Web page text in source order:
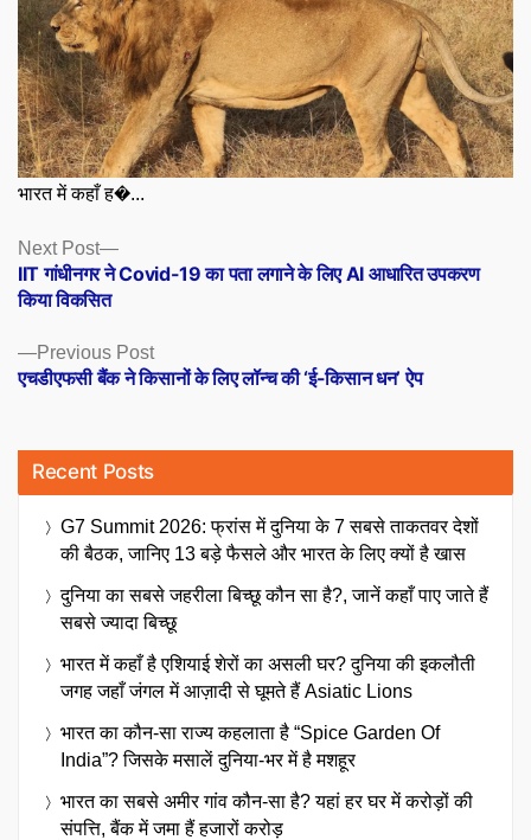
भारत में कहाँ ह�...
Posts
navigation
Previous PostPrevious
post:
एचडीएफसी बैंक ने किसानों के लिए लॉन्च की ‘ई-किसान धन’ ऐप
Next Post
Next
post:
IIT गांधीनगर ने Covid-19 का पता लगाने के लिए AI आधारित उपकरण
किया विकसित
Recent Posts
G7 Summit 2026: फ्रांस में दुनिया के 7 सबसे ताकतवर देशों
की बैठक, जानिए 13 बड़े फैसले और भारत के लिए क्यों है खास
दुनिया का सबसे जहरीला बिच्छू कौन सा है?, जानें कहाँ पाए जाते हैं
सबसे ज्यादा बिच्छू
भारत में कहाँ है एशियाई शेरों का असली घर? दुनिया की इकलौती
जगह जहाँ जंगल में आज़ादी से घूमते हैं Asiatic Lions
भारत का कौन-सा राज्य कहलाता है “Spice Garden Of
India”? जिसके मसालें दुनिया-भर में है मशहूर
भारत का सबसे अमीर गांव कौन-सा है? यहां हर घर में करोड़ों की
संपत्ति, बैंक में जमा हैं हजारों करोड़